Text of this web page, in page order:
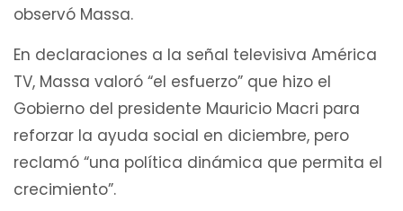
observó Massa.
En declaraciones a la señal televisiva América
TV, Massa valoró “el esfuerzo” que hizo el
Gobierno del presidente Mauricio Macri para
reforzar la ayuda social en diciembre, pero
reclamó “una política dinámica que permita el
crecimiento”.